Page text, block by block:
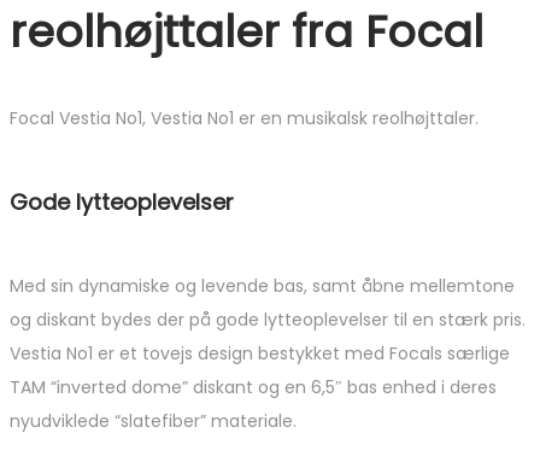
reolhøjttaler fra Focal
Focal Vestia No1, Vestia No1 er en musikalsk reolhøjttaler.
Gode lytteoplevelser
Med sin dynamiske og levende bas, samt åbne mellemtone
og diskant bydes der på gode lytteoplevelser til en stærk pris.
Vestia No1 er et tovejs design bestykket med Focals særlige
TAM “inverted dome” diskant og en 6,5″ bas enhed i deres
nyudviklede “slatefiber” materiale.